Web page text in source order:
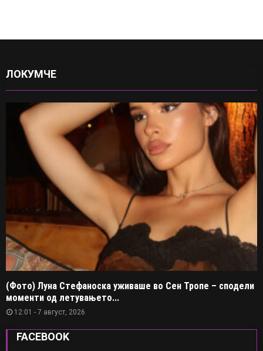
ЛОКУМЧЕ
(Фото) Луна Стефаноска уживаше во Сен Тропе – сподели
моменти од летувањето...
12:01 - 7 август, 2026
FACEBOOK